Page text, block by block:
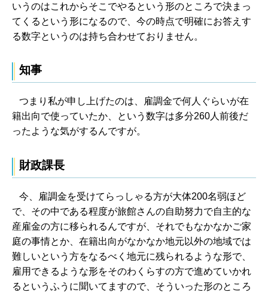
いうのはこれからそこでやるという形のところで決まっ
てくるという形になるので、今の時点で明確にお答えす
る数字というのは持ち合わせておりません。
知事
つまり私が申し上げたのは、雇調金で何人ぐらいが在
籍出向で使っていたか、という数字は多分260人前後だ
ったような気がするんですが。
財政課長
今、雇調金を受けてらっしゃる方が大体200名弱ほど
で、その中である程度が旅館さんの自助努力で自主的な
産雇金の方に移られるんですが、それでもなかなかご家
庭の事情とか、在籍出向がなかなか地元以外の地域では
難しいという方をなるべく地元に残られるような形で、
雇用できるような形をそのわくらすの方で進めていかれ
るというふうに聞いてますので、そういった形のところ